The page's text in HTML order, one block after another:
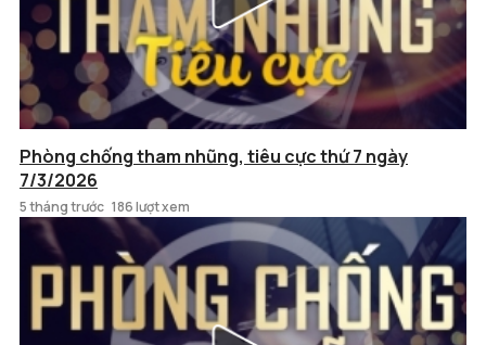
Phòng chống tham nhũng, tiêu cực thứ 7 ngày
7/3/2026
5 tháng trước 186 lượt xem